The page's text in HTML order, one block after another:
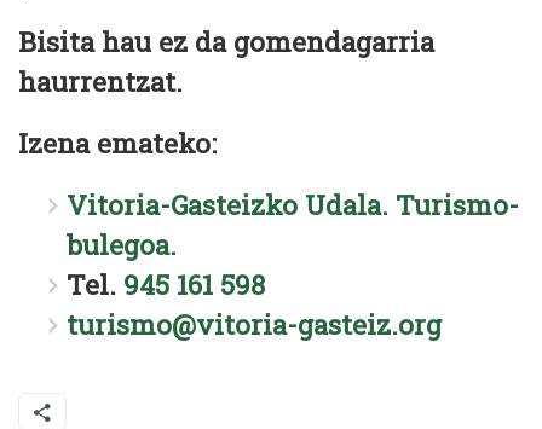
Bisita hau ez da gomendagarria
haurrentzat.
Izena emateko:
Vitoria-Gasteizko Udala. Turismo-
bulegoa.
Tel. 945 161 598
turismo@vitoria-gasteiz.org